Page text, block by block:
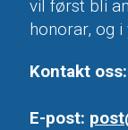
vil først bli
honorar, og
Kontakt oss:
E-post: